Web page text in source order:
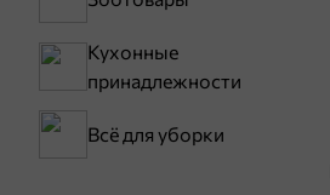
Кухонные
принадлежности
Всё для уборки